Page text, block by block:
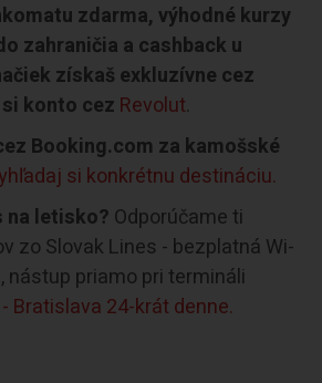
zdarma, výhodné kurzy
zahraničia a cashback u
získaš exkluzívne cez
konto cez Revolut.
Booking.com za kamošské
si konkrétnu destináciu.
na letisko? Odporúčame ti
zo Slovak Lines - bezplatná Wi-
nástup priamo pri termináli
Bratislava 24-krát denne.